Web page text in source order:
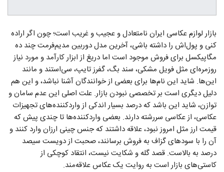
بازار لوازم عکاسی ایران نامتعادل و عجیب و غریب است؛ چون اگر اراده
کنی و پول‌اش را داشته باشی، آخرین مدل دوربین مدیم‌فرمت چند ده
مگاپیکسل برای فروش موجود است اما دریغ از ابزار کارآمد و مورد نیاز
روزمره‌ای مثل فویل مشکی، سند بگ، گفرز تایپ، سی‌استند و مانند
این‌ها. شاید این‌ نام‌ها برای بعضی از خوانندگان آشنا نباشد، و این هم
دلیل دیگری است بر تخصصی نبودن بازار. علت اصلی این عدم سامان و
توازن، شاید این باشد که درصد بسیار اندکی از واردکننده‌های تجهیزات
عکاسی، از عکاسی سررشته دارند. بعضی واردکننده‌ها تا چندی پیش که
قیمت ارز مثل امروز نبود، علاقه داشتند که جنس چینی ارزان وارد کنند و
آن را با سودهای گزاف به فروش برسانند، صحبت از دویست سیصد
درصد به بالاست. قصد گله و شکایت نیست، انتقاد کوچکی از
کاستی‌های بازار است به روایت یک عکاس علاقه‌مند.